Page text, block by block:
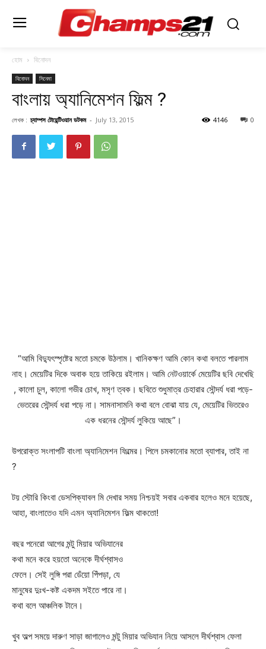
হোম বিনোদন
বিনোদন সিনেমা
বাংলায় অ্যানিমেশন ফিল্ম ?
লেখক : চ্যাম্পস টোয়েন্টিওয়ান ডটকম - July 13, 2015 0
4146
“আমি বিদ্যুৎস্পৃষ্টের মতো চমকে উঠলাম। খানিকক্ষণ আমি কোন কথা বলতে পারলাম
নাহ। মেয়েটির দিকে অবাক হয়ে তাকিয়ে রইলাম। আমি নেটওয়ার্কে মেয়েটির ছবি দেখেছি
, কালো চুল, কালো গভীর চোখ, মসৃণ ত্বক। ছবিতে শুধুমাত্র চেহারার সৌন্দর্য ধরা পড়ে-
ভেতরের সৌন্দর্য ধরা পড়ে না। সামনাসামনি কথা বলে বোঝা যায় যে, মেয়েটির ভিতরেও
এক ধরনের সৌন্দর্য লুকিয়ে আছে”।
উপরোক্ত সংলাপটি বাংলা অ্যানিমেশন ফিল্মের। পিলে চমকানোর মতো ব্যাপার, তাই না
?
টয় স্টোরি কিংবা ডেসপিক্যাবল মি দেখার সময় নিশ্চয়ই সবার একবার হলেও মনে হয়েছে,
আহা, বাংলাতেও যদি এমন অ্যানিমেশন ফিল্ম থাকতো!
বছর পনেরো আগের মন্টু মিয়ার অভিযানের
কথা মনে করে হয়তো অনেকে দীর্ঘশ্বাসও
ফেলে। সেই লুঙ্গি পরা ডেঁয়ো পিঁপড়া, যে
মানুষের দুঃখ-কষ্ট একদম সইতে পারে না।
কথা বলে আঞ্চলিক টানে।
খুব অল্প সময়ে দারুণ সাড়া জাগালেও মন্টু মিয়ার অভিযান নিয়ে আসলে দীর্ঘশ্বাস ফেলা